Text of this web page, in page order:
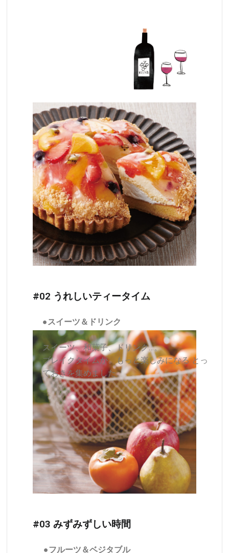
#02 うれしいティータイム
●スイーツ＆ドリンク
スイーツ、和菓子、ドリンク…。
ブレイクタイムが、もっと楽しみになる とっ
ておきを集めました。
#03 みずみずしい時間
●フルーツ＆ベジタブル